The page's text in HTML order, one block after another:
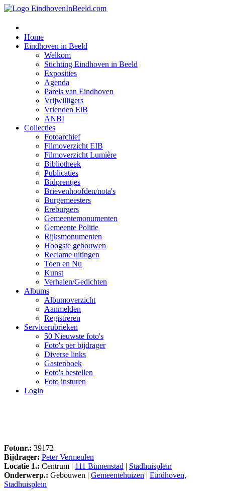
Home
Eindhoven in Beeld
Welkom
Stichting Eindhoven in Beeld
Exposities
Agenda
Parels van Eindhoven
Vrijwilligers
Vrienden EiB
ANBI
Collecties
Fotoarchief
Filmoverzicht EIB
Filmoverzicht Lumière
Bibliotheek
Publicaties
Bidprentjes
Brievenhoofden/nota's
Burgemeesters
Ereburgers
Gemeentemonumenten
Gemeente Politie
Rijksmonumenten
Hoogste gebouwen
Reclame uitingen
Toen en Nu
Kunst
Verhalen/Gedichten
Albums
Albumoverzicht
Aanmelden
Registreren
Servicerubrieken
50 Nieuwste foto's
Foto's per bijdrager
Diverse links
Gastenboek
Foto's bestellen
Foto insturen
Login
Fotonr.: 39172
Bijdrager: Peter Vermeulen
Locatie 1.: Centrum | 111 Binnenstad | Stadhuisplein
Onderwerp.: Gebouwen | Gemeentehuizen | Eindhoven,
Stadhuisplein